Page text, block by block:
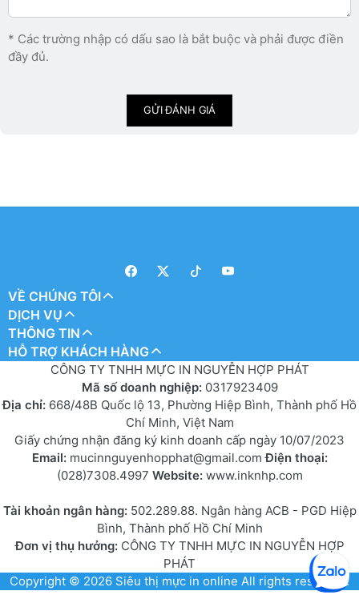
* Các trường nhập có dấu sao là bắt buộc và phải được điền
đầy đủ.
GỬI ĐÁNH GIÁ
VỀ CHÚNG TÔI
DỊCH VỤ
THÔNG TIN
HỖ TRỢ KHÁCH HÀNG
CÔNG TY TNHH MỰC IN NGUYỄN HỢP PHÁT
Mã số doanh nghiệp: 0317923409
Địa chỉ: 668/48B Quốc lộ 13, Phường Hiệp Bình, Thành phố Hồ
Chí Minh, Việt Nam
Giấy chứng nhận đăng ký kinh doanh cấp ngày 10/07/2023
Email: mucinnguyenhopphat@gmail.comĐiện thoại:
(028)7308.4997 Website: www.inknhp.com
Tài khoản ngân hàng: 502.289.88. Ngân hàng ACB - PGD Hiệp
Bình, Thành phố Hồ Chí Minh
Đơn vị thụ hưởng:CÔNG TY TNHH MỰC IN NGUYỄN HỢP
PHÁT
Copyright © 2026 Siêu thị mực in online All rights reserved.